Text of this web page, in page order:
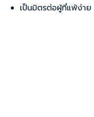
เป็นมิตรต่อผู้ที่แพ้ง่าย